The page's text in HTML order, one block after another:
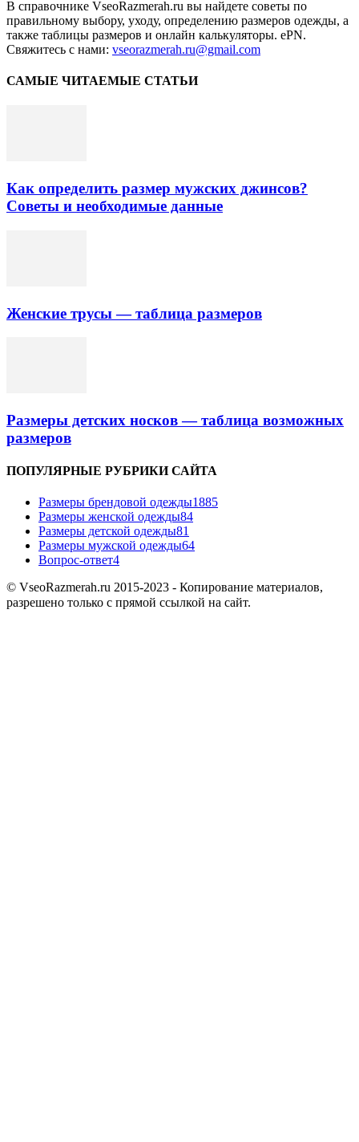
В справочнике VseoRazmerah.ru вы найдете советы по
правильному выбору, уходу, определению размеров одежды, а
также таблицы размеров и онлайн калькуляторы. ePN.
Свяжитесь с нами: vseorazmerah.ru@gmail.com
САМЫЕ ЧИТАЕМЫЕ СТАТЬИ
Как определить размер мужских джинсов?
Советы и необходимые данные
Женские трусы — таблица размеров
Размеры детских носков — таблица возможных
размеров
ПОПУЛЯРНЫЕ РУБРИКИ САЙТА
Размеры брендовой одежды1885
Размеры женской одежды84
Размеры детской одежды81
Размеры мужской одежды64
Вопрос-ответ4
© VseoRazmerah.ru 2015-2023 - Копирование материалов,
разрешено только с прямой ссылкой на сайт.